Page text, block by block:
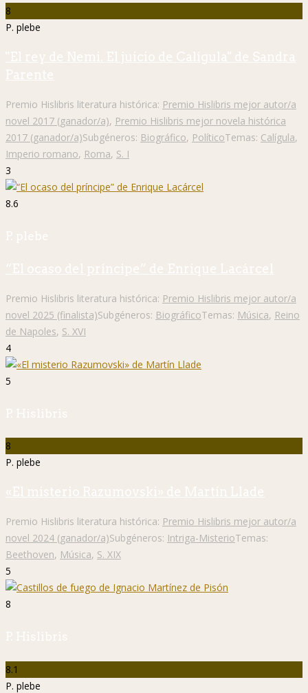
8
P. plebe
"El rey de Nemi. El juicio de Calígula" de Sandra
Parente
Premio Hislibris literatura histórica: Premio Hislibris mejor autor/a
novel 2017 (ganador/a), Premio Hislibris mejor novela histórica
2017 (ganador/a)Subgéneros: Biográfico, PolíticoTemas: Calígula,
Imperio romano, Roma, S. I
3
8.6
P. plebe
“El ocaso del príncipe” de Enrique Lacárcel
Premio Hislibris literatura histórica: Premio Hislibris mejor autor/a
novel 2025 (finalista)Subgéneros: BiográficoTemas: Música, Reino
de Napoles, S. XVI
4
5
P. Hislibris
8
P. plebe
«El misterio Razumovski» de Martín Llade
Premio Hislibris literatura histórica: Premio Hislibris mejor autor/a
novel 2024 (ganador/a)Subgéneros: Intriga-MisterioTemas:
Beethoven, Música, S. XIX
5
8
P. Hislibris
8.1
P. plebe